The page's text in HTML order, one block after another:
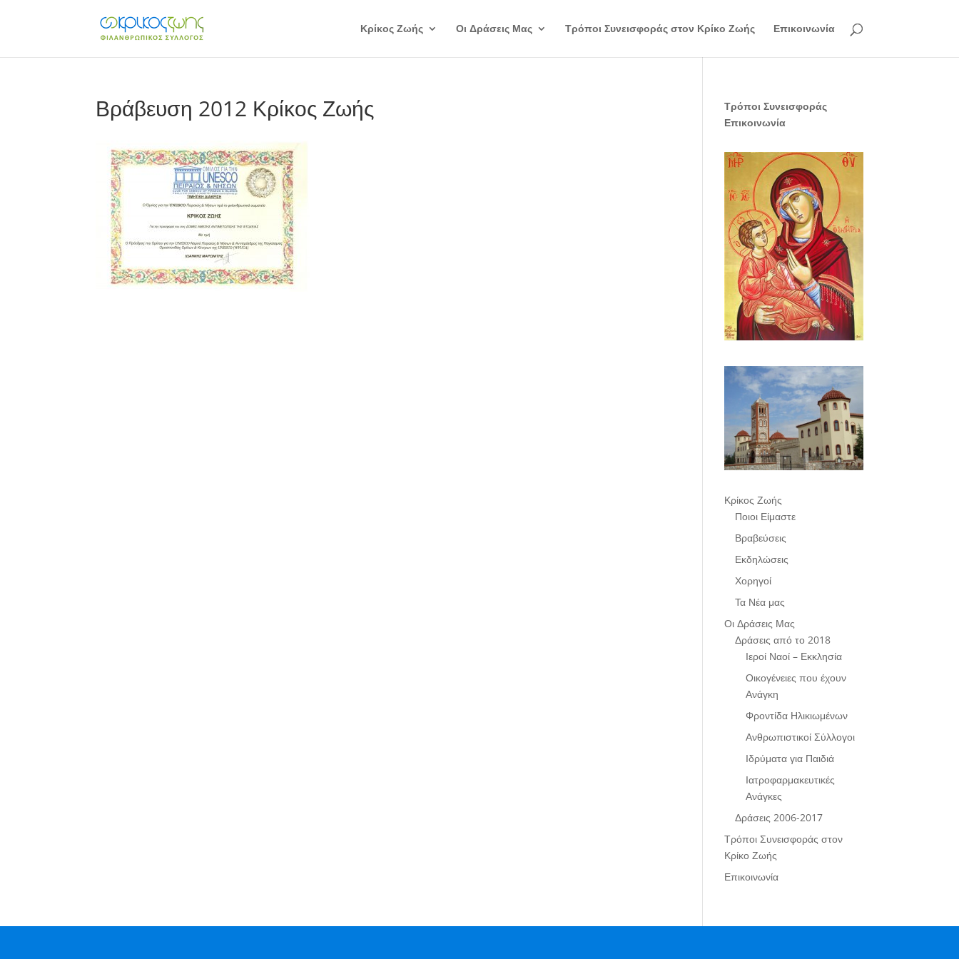
Κρίκος Ζωής Οι Δράσεις Μας Τρόποι Συνεισφοράς στον Κρίκο Ζωής Επικοινωνία
Βράβευση 2012 Κρίκος Ζωής
Τρόποι Συνεισφοράς
Επικοινωνία
Κρίκος Ζωής
Ποιοι Είμαστε
Βραβεύσεις
Εκδηλώσεις
Χορηγοί
Τα Νέα μας
Οι Δράσεις Μας
Δράσεις από το 2018
Ιεροί Ναοί – Εκκλησία
Οικογένειες που έχουν
Ανάγκη
Φροντίδα Ηλικιωμένων
Ανθρωπιστικοί Σύλλογοι
Ιδρύματα για Παιδιά
Ιατροφαρμακευτικές
Ανάγκες
Δράσεις 2006-2017
Τρόποι Συνεισφοράς στον
Κρίκο Ζωής
Επικοινωνία